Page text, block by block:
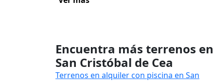
Encuentra más terrenos en
San Cristóbal de Cea
Terrenos en alquiler con piscina en San